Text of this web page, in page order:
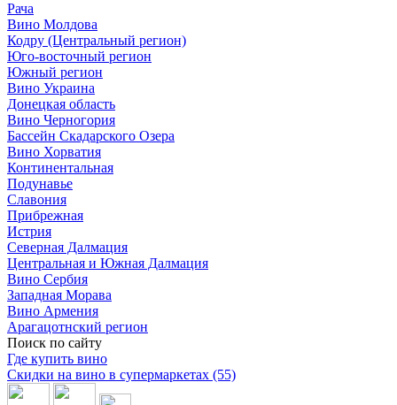
Рача
Вино Молдова
Кодру (Центральный регион)
Юго-восточный регион
Южный регион
Вино Украина
Донецкая область
Вино Черногория
Бассейн Скадарского Озера
Вино Хорватия
Континентальная
Подунавье
Славония
Прибрежная
Истрия
Северная Далмация
Центральная и Южная Далмация
Вино Сербия
Западная Морава
Вино Армения
Арагацотнский регион
Поиск по сайту
Где купить вино
Скидки на вино в супермаркетах (55)